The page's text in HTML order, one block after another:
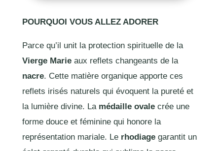
POURQUOI VOUS ALLEZ ADORER
Parce qu’il unit la protection spirituelle de la
Vierge Marieaux reflets changeants de la
nacre. Cette matière organique apporte ces
reflets irisés naturels qui évoquent la pureté et
la lumière divine. La médaille ovalecrée une
forme douce et féminine qui honore la
représentation mariale. Le rhodiagegarantit un